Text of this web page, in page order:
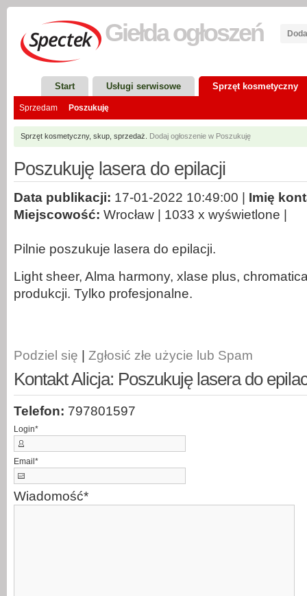
Giełdaogłoszeń
Start Usługi serwisowe Sprzęt kosmetyczny
Sprzedam Poszukuję
Sprzęt kosmetyczny, skup, sprzedaż. Dodaj ogłoszenie w Poszukuję
Poszukuję lasera do epilacji
Data publikacji: 17-01-2022 10:49:00 | Imię
Miejscowość: Wrocław | 1033 x wyświetlone |
Pilnie poszukuje lasera do epilacji.
Light sheer, Alma harmony, xlase plus,
produkcji. Tylko profesjonalne.
Podziel się Zgłosić złe użycie lub Spam
Kontakt Alicja: Poszukuję lasera do
Telefon: 797801597
Login*
Email *
Wiadomość*